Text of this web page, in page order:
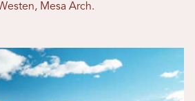
Mesa Arch.